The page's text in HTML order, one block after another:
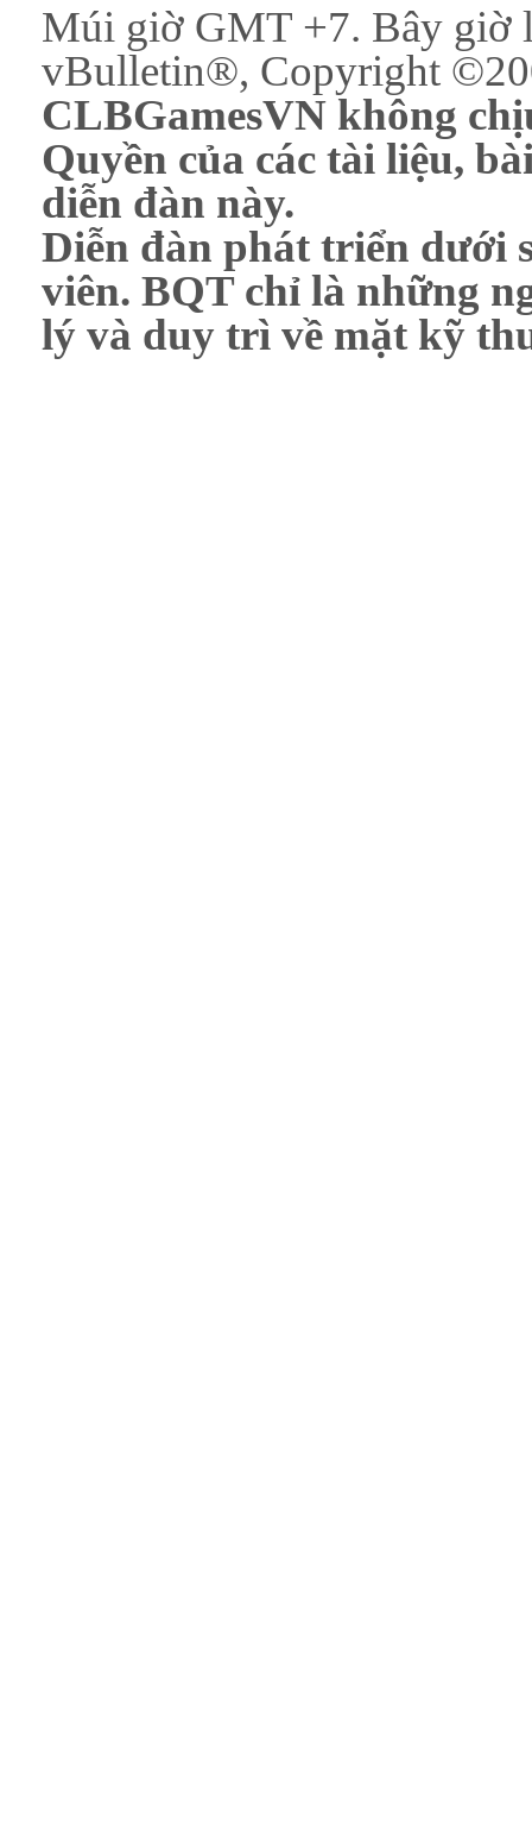
Múi giờ GMT +7. Bây giờ
vBulletin®, Copyright
CLBGamesVN không
Quyền của các tài liệu,
diễn đàn này.
Diễn đàn phát triển dưới
viên. BQT chỉ là những
lý và duy trì về mặt kỹ